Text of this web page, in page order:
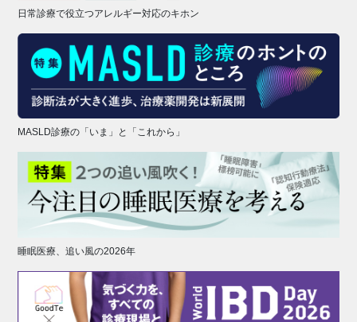
日常診療で役立つアレルギー対応のキホン
MASLD診療の「いま」と「これから」
睡眠医療、追い風の2026年